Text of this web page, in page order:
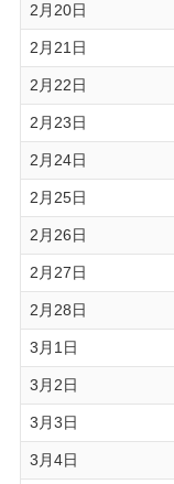
2月20日
2月21日
2月22日
2月23日
2月24日
2月25日
2月26日
2月27日
2月28日
3月1日
3月2日
3月3日
3月4日